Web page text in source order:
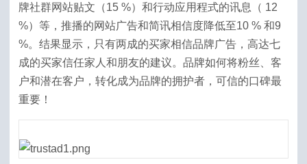
牌社群网站贴文（15 %）和行动应用程式的讯息（ 12
%）等，推播的网站广告和简讯相信度降低至10 % 和9
%。结果显示，只有两成的买家相信品牌广告，高达七
成的买家信任家人和朋友的建议。品牌如何将粉丝、客
户和潜在客户，转化成为品牌的拥护者，可信的口碑最
重要！